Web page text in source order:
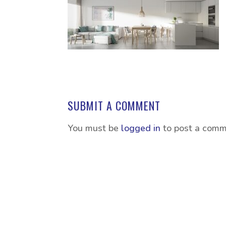
SUBMIT A COMMENT
You must be logged in to post a